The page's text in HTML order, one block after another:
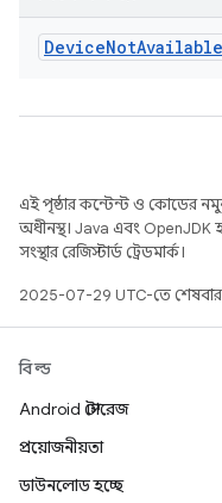
DeviceNotAvailable
এই পৃষ্ঠার কন্টেন্ট ও কোডের
অধীনস্থ। Java এবং
সংস্থার রেজিস্টার্ড ট্রেডমার্ক।
2025-07-29 UTC-তে
বিল্ড
Android স্টোরেজ
প্রয়োজনীয়তা
ডাউনলোড হচ্ছে